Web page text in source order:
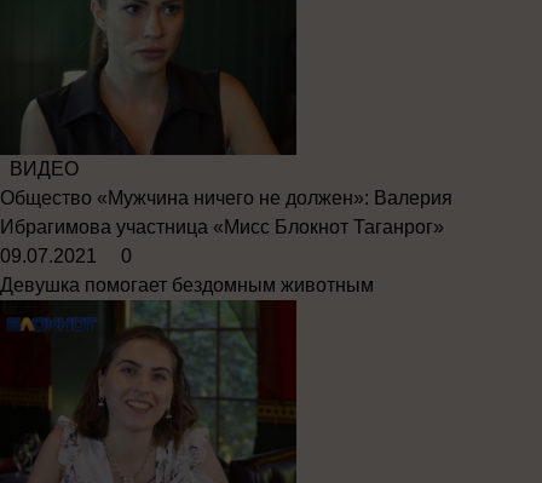
ВИДЕО
Общество «Мужчина ничего не должен»: Валерия
Ибрагимова участница «Мисс Блокнот Таганрог»
09.07.2021
0
Девушка помогает бездомным животным